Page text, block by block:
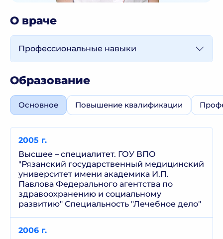
О враче
Профессиональные навыки
Образование
Основное Повышение квалификации
2005 г.
Высшее – специалитет. ГОУ ВПО
"Рязанский государственный медицинский
университет имени академика И.П.
Павлова Федерального агентства по
здравоохранению и социальному
развитию" Специальность "Лечебное дело"
2006 г.